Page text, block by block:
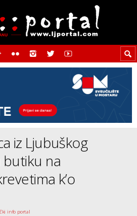
iz Ljubuškog
butiku na
k’o
info portal